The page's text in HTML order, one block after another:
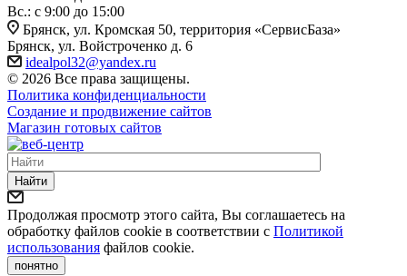
Bc.: с 9:00 до 15:00
Брянск, ул. Кромская 50, территория «СервисБаза»
Брянск, ул. Войстроченко д. 6
idealpol32@yandex.ru
© 2026 Все права защищены.
Политика конфиденциальности
Создание и продвижение сайтов
Магазин готовых сайтов
Найти
Продолжая просмотр этого сайта, Вы соглашаетесь на
обработку файлов cookie в соответствии с Политикой
использования файлов cookie.
понятно